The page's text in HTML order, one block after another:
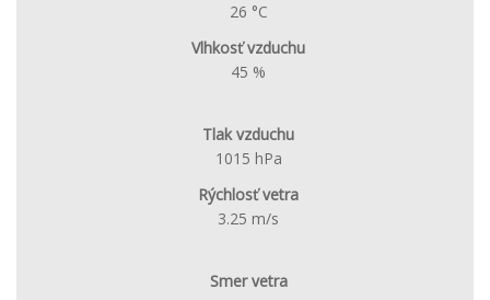
26 °C
Vlhkosť vzduchu
45 %
Tlak vzduchu
1015 hPa
Rýchlosť vetra
3.25 m/s
Smer vetra